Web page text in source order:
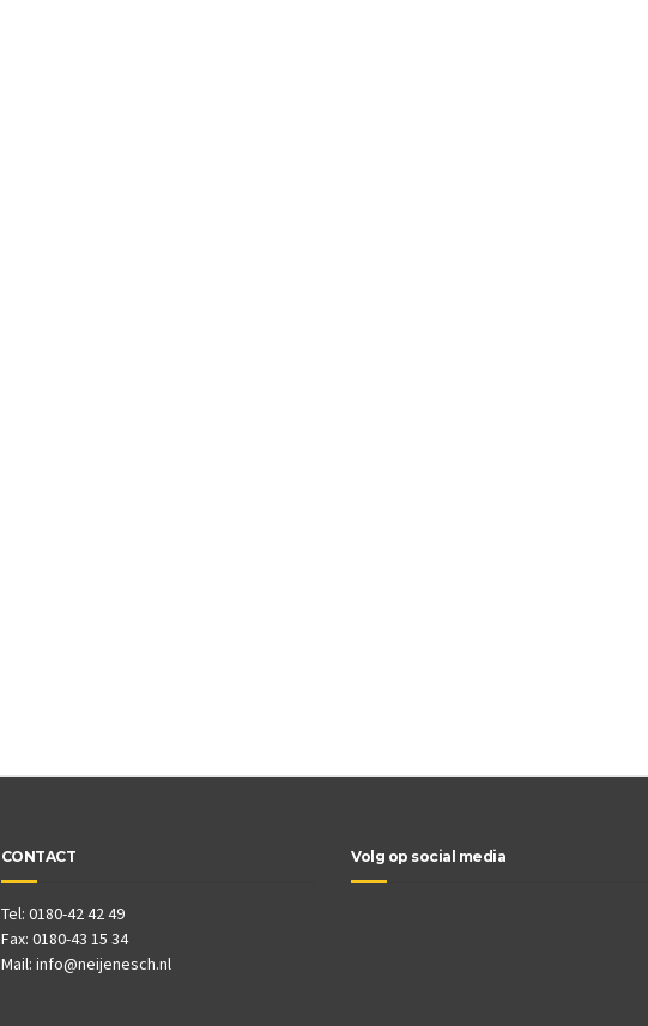
CONTACT
Tel: 0180-42 42 49
Fax: 0180-43 15 34
Mail: info@neijenesch.nl
Volg op social media